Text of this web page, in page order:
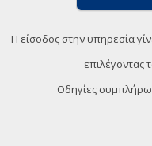
Η είσοδος στην υπηρεσία
Οδηγίες